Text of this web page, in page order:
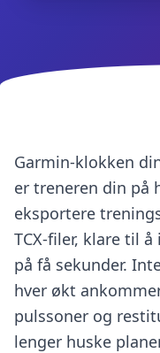
Garmin-klokken
er treneren din på
eksportere
TCX-filer, klare til
på få sekunder.
hver økt
pulssoner og
lenger huske